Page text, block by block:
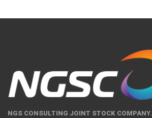
NGS CONSULTING JOINT STOCK COMPANY.